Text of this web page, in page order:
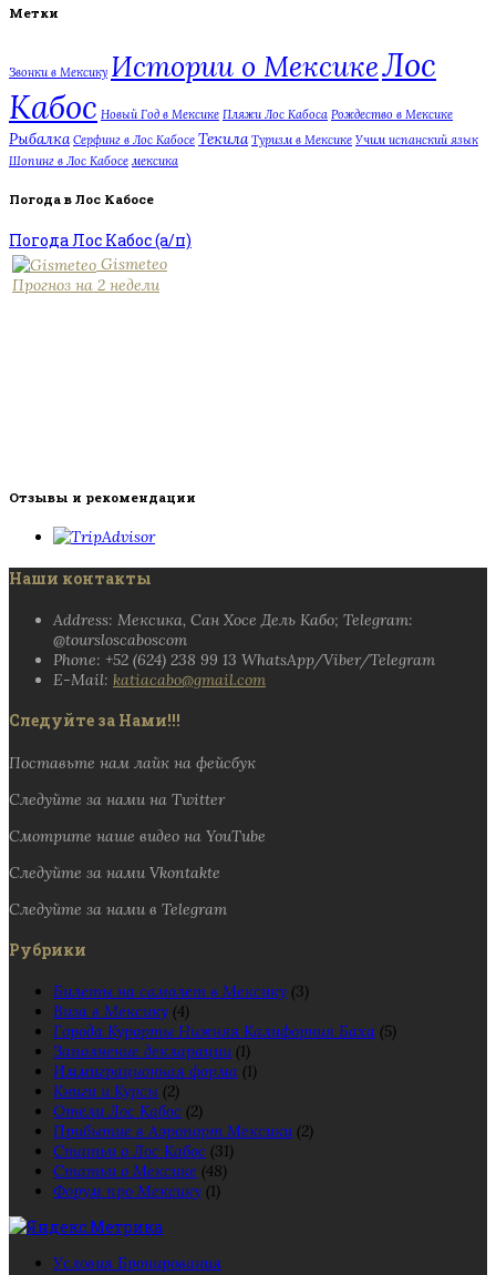
Метки
Звонки в Мексику Истории о МексикеЛос
Кабос Новый Год в Мексике Пляжи Лос Кабоса Рождество в Мексике
Рыбалка Серфинг в Лос Кабосе Текила Туризм в Мексике Учим испанский язык
Шопинг в Лос Кабосе мексика
Погода в Лос Кабосе
Погода Лос Кабос (а/п)
Gismeteo
Прогноз на 2 недели
Отзывы и рекомендации
Наши контакты
Address: Мексика, Сан Хосе Дель Кабо; Telegram:
@toursloscaboscom
Phone: +52 (624) 238 99 13 WhatsApp/Viber/Telegram
E-Mail: katiacabo@gmail.com
Следуйте за Нами!!!
Поставьте нам лайк на фейсбук
Следуйте за нами на Twitter
Смотрите наше видео на YouTube
Следуйте за нами Vkontakte
Следуйте за нами в Telegram
Рубрики
Билеты на самолет в Мексику (3)
Виза в Мексику (4)
Города Курорты Нижняя Калифорния Баха (5)
Заполнение декларации (1)
Иммиграционная форма (1)
Книги и Курсы (2)
Отели Лос Кабос (2)
Прибытие в Аэропорт Мексики (2)
Статьи о Лос Кабос (31)
Статьи о Мексике (48)
Форум про Мексику (1)
Условия Бронирования